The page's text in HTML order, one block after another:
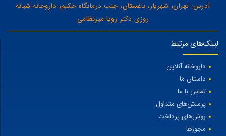
آدرس: تهران، شهریار، باغستان، جنب درمانگاه حکیم، داروخانه شبانه
روزی دکتر رویا میرنظامی
لینک‌های مرتبط
داروخانه آنلاین
داستان ما
تماس با ما
پرسش‌های متداول
روش‌های پرداخت
مجوزها